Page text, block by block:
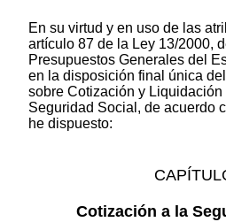
En su virtud y en uso de las
artículo 87 de la Ley 13/2000,
Presupuestos Generales del
en la disposición final única
sobre Cotización y
Seguridad Social, de acuerdo
he dispuesto:
Cotización a la